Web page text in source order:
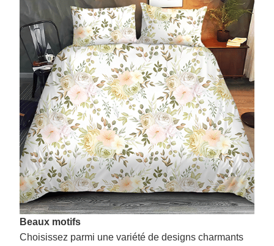
Beaux motifs
Choisissez parmi une variété de designs charmants